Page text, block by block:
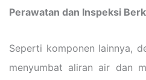
Perawatan dan Inspeksi
Seperti komponen lainnya,
menyumbat aliran air dan